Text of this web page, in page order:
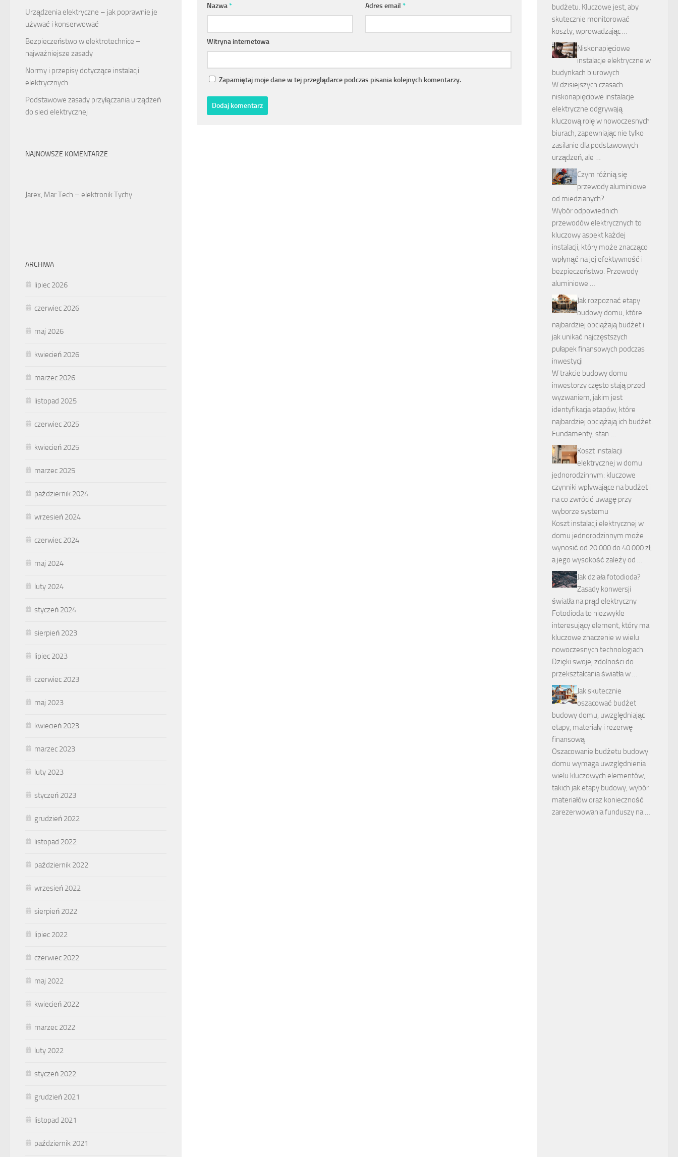
Nazwa* Adres email*
Witryna internetowa
Zapamiętaj moje dane w tej przeglądarce podczas pisania kolejnych komentarzy.
Urządzenia elektryczne – jak poprawnie je
używać i konserwować
Bezpieczeństwo w elektrotechnice –
najważniejsze zasady
Normy i przepisy dotyczące instalacji
elektrycznych
Podstawowe zasady przyłączania urządzeń
do sieci elektrycznej
NAJNOWSZE KOMENTARZE
Jarex, Mar Tech – elektronik Tychy
ARCHIWA
lipiec 2026
czerwiec 2026
maj 2026
kwiecień 2026
marzec 2026
listopad 2025
czerwiec 2025
kwiecień 2025
marzec 2025
październik 2024
wrzesień 2024
czerwiec 2024
maj 2024
luty 2024
styczeń 2024
sierpień 2023
lipiec 2023
czerwiec 2023
maj 2023
kwiecień 2023
marzec 2023
luty 2023
styczeń 2023
grudzień 2022
listopad 2022
październik 2022
wrzesień 2022
sierpień 2022
lipiec 2022
czerwiec 2022
maj 2022
kwiecień 2022
marzec 2022
luty 2022
styczeń 2022
grudzień 2021
listopad 2021
październik 2021
budżetu. Kluczowe jest, aby
skutecznie monitorować
koszty, wprowadzając …
Niskonapięciowe
instalacje elektryczne w
budynkach biurowych
W dzisiejszych czasach
niskonapięciowe instalacje
elektryczne odgrywają
kluczową rolę w nowoczesnych
biurach, zapewniając nie tylko
zasilanie dla podstawowych
urządzeń, ale …
Czym różnią się
przewody aluminiowe
od miedzianych?
Wybór odpowiednich
przewodów elektrycznych to
kluczowy aspekt każdej
instalacji, który może znacząco
wpłynąć na jej efektywność i
bezpieczeństwo. Przewody
aluminiowe …
Jak rozpoznać etapy
budowy domu, które
najbardziej obciążają budżet i
jak unikać najczęstszych
pułapek finansowych podczas
inwestycji
W trakcie budowy domu
inwestorzy często stają przed
wyzwaniem, jakim jest
identyfikacja etapów, które
najbardziej obciążają ich budżet.
Fundamenty, stan …
Koszt instalacji
elektrycznej w domu
jednorodzinnym: kluczowe
czynniki wpływające na budżet i
na co zwrócić uwagę przy
wyborze systemu
Koszt instalacji elektrycznej w
domu jednorodzinnym może
wynosić od 20 000 do 40 000 zł,
a jego wysokość zależy od …
Jak działa fotodioda?
Zasady konwersji
światła na prąd elektryczny
Fotodioda to niezwykle
interesujący element, który ma
kluczowe znaczenie w wielu
nowoczesnych technologiach.
Dzięki swojej zdolności do
przekształcania światła w …
Jak skutecznie
oszacować budżet
budowy domu, uwzględniając
etapy, materiały i rezerwę
finansową
Oszacowanie budżetu budowy
domu wymaga uwzględnienia
wielu kluczowych elementów,
takich jak etapy budowy, wybór
materiałów oraz konieczność
zarezerwowania funduszy na …